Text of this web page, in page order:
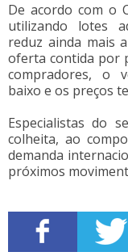
De acordo com o
utilizando lotes
reduz ainda mais
oferta contida por
compradores, o
baixo e os preços
Especialistas do
colheita, ao
demanda
próximos